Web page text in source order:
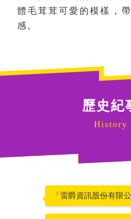
體毛茸茸可愛的模樣，
感。
歷史紀
History
「雷爵資訊股份有限